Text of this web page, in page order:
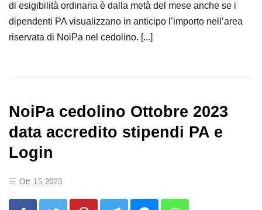
di esigibilità ordinaria è dalla metà del mese anche se i
dipendenti PA visualizzano in anticipo l’importo nell’area
riservata di NoiPa nel cedolino. [...]
NoiPa cedolino Ottobre 2023
data accredito stipendi PA e
Login
Ott 15,2023